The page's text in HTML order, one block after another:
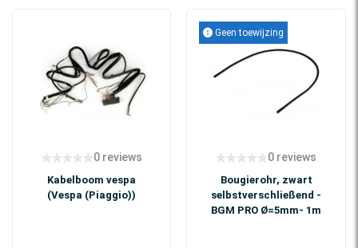
0 reviews
Kabelboom vespa
(Vespa (Piaggio))
Geen toewijzing
0 reviews
Bougierohr, zwart
selbstverschließend -
BGM PRO Ø=5mm- 1m